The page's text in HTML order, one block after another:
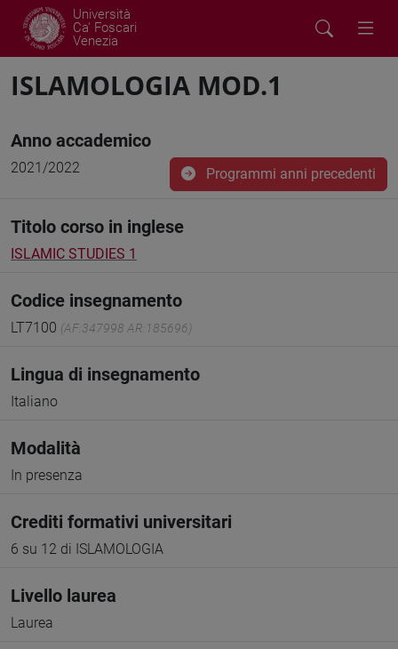
Università
Ca' Foscari
Venezia
ISLAMOLOGIA MOD.1
Anno accademico
2021/2022 Programmi anni precedenti
Titolo corso in inglese
ISLAMIC STUDIES 1
Codice insegnamento
LT7100 (AF:347998 AR:185696)
Lingua di insegnamento
Italiano
Modalità
In presenza
Crediti formativi universitari
6 su 12 di ISLAMOLOGIA
Livello laurea
Laurea